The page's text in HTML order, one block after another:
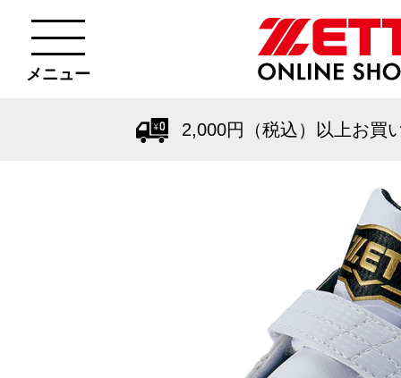
メニュー
2,000円（税込）以上お買